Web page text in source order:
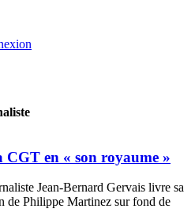
en « son royaume »
Jean-Bernard Gervais livre sa
de Philippe Martinez sur fond de